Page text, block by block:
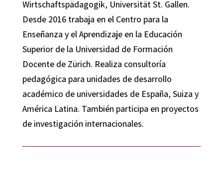
Wirtschaftspädagogik, Universität St. Gallen.
Desde 2016 trabaja en el Centro para la
Enseñanza y el Aprendizaje en la Educación
Superior de la Universidad de Formación
Docente de Zürich. Realiza consultoría
pedagógica para unidades de desarrollo
académico de universidades de España, Suiza y
América Latina. También participa en proyectos
de investigación internacionales.